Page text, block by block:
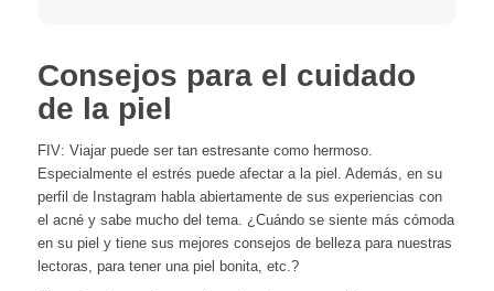
Consejos para el cuidado
de la piel
FIV: Viajar puede ser tan estresante como hermoso.
Especialmente el estrés puede afectar a la piel. Además, en su
perfil de Instagram habla abiertamente de sus experiencias con
el acné y sabe mucho del tema. ¿Cuándo se siente más cómoda
en su piel y tiene sus mejores consejos de belleza para nuestras
lectoras, para tener una piel bonita, etc.?